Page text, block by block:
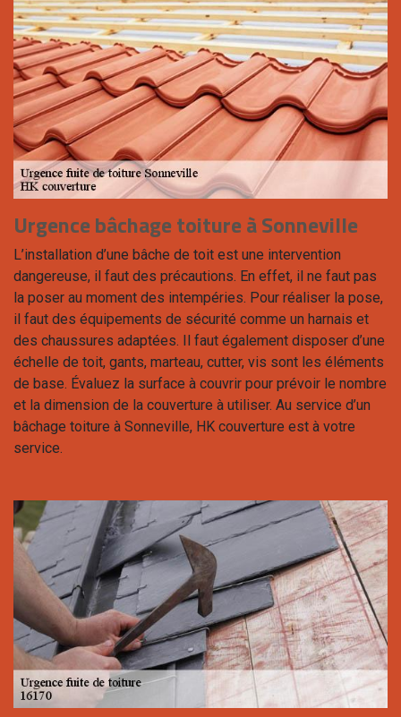
Urgence bâchage toiture à Sonneville
L’installation d’une bâche de toit est une intervention
dangereuse, il faut des précautions. En effet, il ne faut pas
la poser au moment des intempéries. Pour réaliser la pose,
il faut des équipements de sécurité comme un harnais et
des chaussures adaptées. Il faut également disposer d’une
échelle de toit, gants, marteau, cutter, vis sont les éléments
de base. Évaluez la surface à couvrir pour prévoir le nombre
et la dimension de la couverture à utiliser. Au service d’un
bâchage toiture à Sonneville, HK couverture est à votre
service.